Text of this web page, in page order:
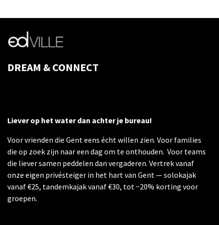
DREAM & CONNECT
Liever op het water dan achter je bureau!
Voor vrienden die Gent eens écht willen zien. Voor families
die op zoek zijn naar een dag om te onthouden. Voor teams
die liever samen peddelen dan vergaderen. Vertrek vanaf
onze eigen privésteiger in het hart van Gent — solokajak
vanaf €25, tandemkajak vanaf €30, tot −20% korting voor
groepen.